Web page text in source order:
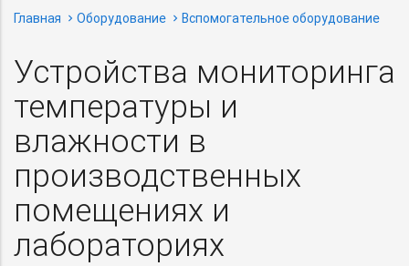
Главная Оборудование Вспомогательное оборудование
Устройства мониторинга
температуры и
влажности в
производственных
помещениях и
лабораториях